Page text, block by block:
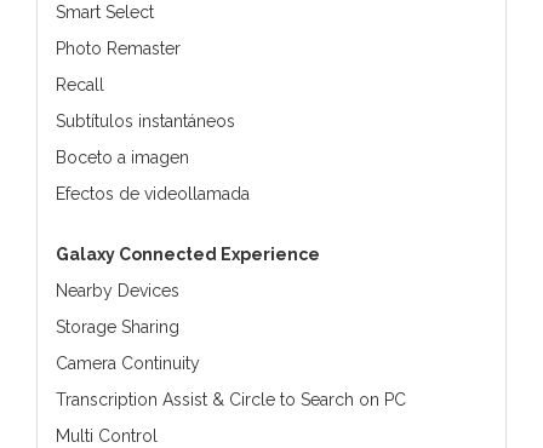
Smart Select
Photo Remaster
Recall
Subtítulos instantáneos
Boceto a imagen
Efectos de videollamada
Galaxy Connected Experience
Nearby Devices
Storage Sharing
Camera Continuity
Transcription Assist & Circle to Search on PC
Multi Control